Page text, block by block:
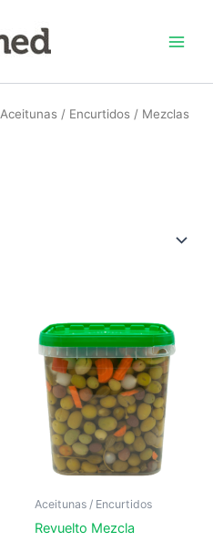
Aceitunas / Encurtidos / Mezclas
Aceitunas / Encurtidos
Revuelto Mezcla